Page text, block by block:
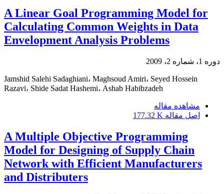
A Linear Goal Programming Model for
Calculating Common Weights in Data
Envelopment Analysis Problems
دوره 1، شماره 2، 2009
Jamshid Salehi Sadaghiani، Maghsoud Amiri، Seyed Hossein
Razavi، Shide Sadat Hashemi، Ashab Habibzadeh
مشاهده مقاله
اصل مقاله 177.32 K
A Multiple Objective Programming
Model for Designing of Supply Chain
Network with Efficient Manufacturers
and Distributers